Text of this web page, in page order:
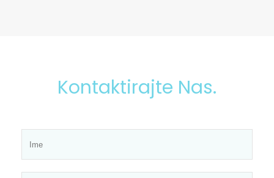
Kontaktirajte Nas.